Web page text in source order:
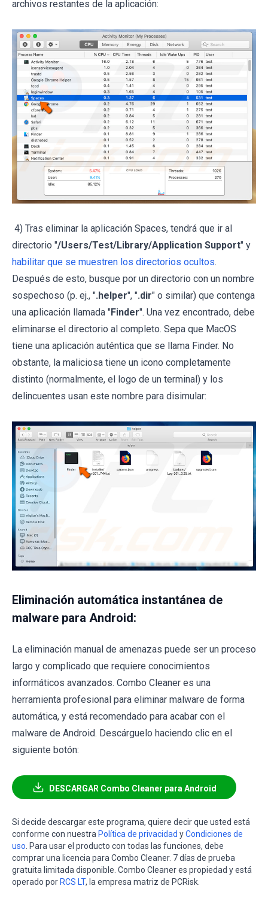
archivos restantes de la aplicación:
4) Tras eliminar la aplicación Spaces, tendrá que ir al
directorio "/Users/Test/Library/Application Support" y
habilitar que se muestren los directorios ocultos.
Después de esto, busque por un directorio con un nombre
sospechoso (p. ej., ".helper", ".dir" o similar) que contenga
una aplicación llamada "Finder". Una vez encontrado, debe
eliminarse el directorio al completo. Sepa que MacOS
tiene una aplicación auténtica que se llama Finder. No
obstante, la maliciosa tiene un icono completamente
distinto (normalmente, el logo de un terminal) y los
delincuentes usan este nombre para disimular:
Eliminación automática instantánea de
malware para Android:
La eliminación manual de amenazas puede ser un proceso
largo y complicado que requiere conocimientos
informáticos avanzados. Combo Cleaner es una
herramienta profesional para eliminar malware de forma
automática, y está recomendado para acabar con el
malware de Android. Descárguelo haciendo clic en el
siguiente botón:
DESCARGAR Combo Cleaner para Android
Si decide descargar este programa, quiere decir que usted está
conforme con nuestra Política de privacidad yCondiciones de
uso . Para usar el producto con todas las funciones, debe
comprar una licencia para Combo Cleaner. 7 días de prueba
gratuita limitada disponible. Combo Cleaner es propiedad y está
operado por RCS LT, la empresa matriz de PCRisk.